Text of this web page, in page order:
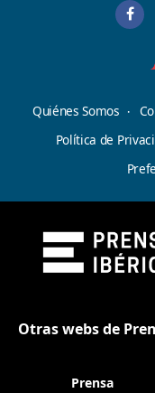
Quiénes Somos
Política de
Otras webs de
Prensa